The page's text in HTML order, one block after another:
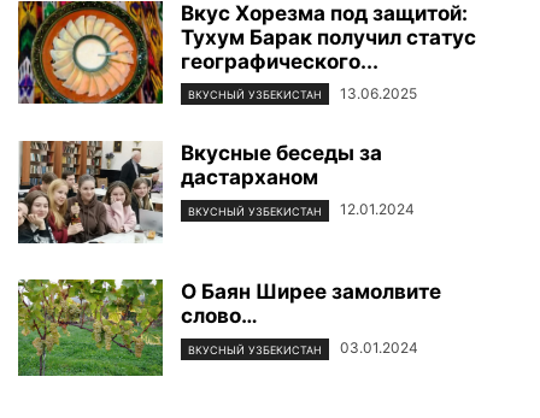
Вкус Хорезма под защитой:
Тухум Барак получил статус
географического...
ВКУСНЫЙ УЗБЕКИСТАН 13.06.2025
Вкусные беседы за
дастарханом
ВКУСНЫЙ УЗБЕКИСТАН 12.01.2024
О Баян Ширее замолвите
слово…
ВКУСНЫЙ УЗБЕКИСТАН 03.01.2024